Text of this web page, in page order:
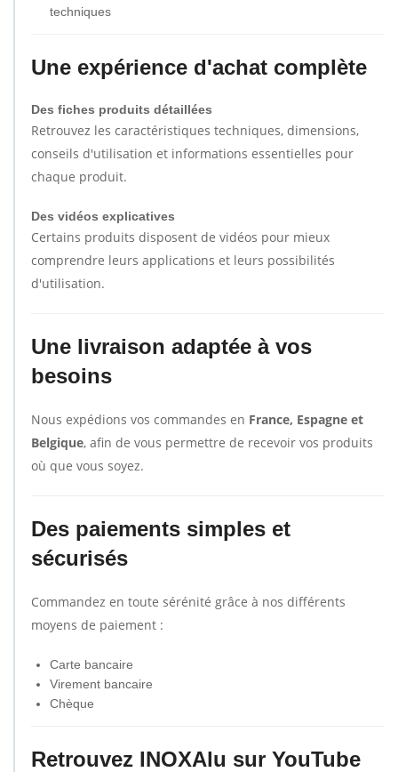
techniques
Une expérience d'achat complète
Des fiches produits détaillées
Retrouvez les caractéristiques techniques, dimensions,
conseils d'utilisation et informations essentielles pour
chaque produit.
Des vidéos explicatives
Certains produits disposent de vidéos pour mieux
comprendre leurs applications et leurs possibilités
d'utilisation.
Une livraison adaptée à vos
besoins
Nous expédions vos commandes en France, Espagne et
Belgique, afin de vous permettre de recevoir vos produits
où que vous soyez.
Des paiements simples et
sécurisés
Commandez en toute sérénité grâce à nos différents
moyens de paiement :
Carte bancaire
Virement bancaire
Chèque
Retrouvez INOXAlu sur YouTube